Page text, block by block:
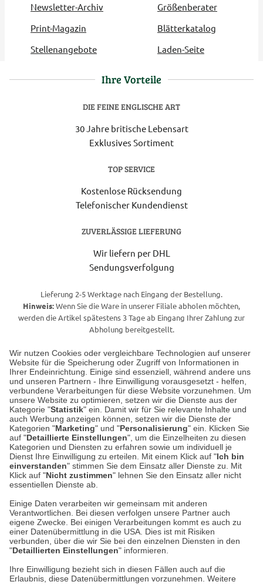
Wir nutzen Cookies oder vergleichbare Technologien auf unserer
Website für die Speicherung oder Zugriff von Informationen in
Ihrer Endeinrichtung. Einige sind essenziell, während andere uns
und unseren Partnern - Ihre Einwilligung vorausgesetzt - helfen,
verbundene Verarbeitungen für diese Website vorzunehmen. Um
unsere Website zu optimieren, setzen wir die Dienste aus der
Kategorie "Statistik" ein. Damit wir für Sie relevante Inhalte und
auch Werbung anzeigen können, setzen wir die Dienste der
Kategorien "Marketing" und "Personalisierung" ein. Klicken Sie
auf "Detaillierte Einstellungen", um die Einzelheiten zu diesen
Kategorien und Diensten zu erfahren sowie um individuell je
Dienst Ihre Einwilligung zu erteilen. Mit einem Klick auf "Ich bin
einverstanden" stimmen Sie dem Einsatz aller Dienste zu. Mit
Klick auf "Nicht zustimmen" lehnen Sie den Einsatz aller nicht
essentiellen Dienste ab.
Einige Daten verarbeiten wir gemeinsam mit anderen
Verantwortlichen. Bei diesen verfolgen unsere Partner auch
eigene Zwecke. Bei einigen Verarbeitungen kommt es auch zu
einer Datenübermittlung in die USA. Dies ist mit Risiken
verbunden, über die wir Sie bei den einzelnen Diensten in den
"Detaillierten Einstellungen" informieren.
Ihre Einwilligung bezieht sich in diesen Fällen auch auf die
Erlaubnis, diese Datenübermittlungen vorzunehmen. Weitere
Newsletter-Archiv
Größenberater
Print-Magazin
Blätterkatalog
Stellenangebote
Laden-Seite
Ihre Vorteile
DIE FEINE ENGLISCHE ART
30 Jahre britische Lebensart
Exklusives Sortiment
TOP SERVICE
Kostenlose Rücksendung
Telefonischer Kundendienst
ZUVERLÄSSIGE LIEFERUNG
Wir liefern per DHL
Sendungsverfolgung
Lieferung 2-5 Werktage nach Eingang der Bestellung.
Hinweis:Wenn Sie die Ware in unserer Filiale abholen möchten,
werden die Artikel spätestens 3 Tage ab Eingang Ihrer Zahlung zur
Abholung bereitgestellt.
Unser Geschäft in Meckenheim
Auf dem Steinbüchel 6
53340 Meckenheim
Montag bis Samstag 9:00 Uhr bis 18:00 Uhr
weitere Information
Hier finden Sie uns im Netz
Kontakt
Umwelt und Entsorgung
Cookie-Einstellungen in Ihrem Browser